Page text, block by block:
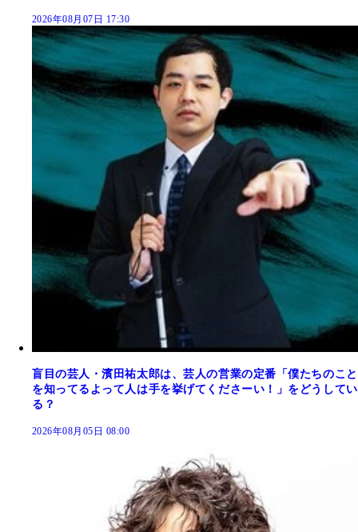
2026年08月07日 17:30
盲目の芸人・濱田祐太郎は、芸人の営業の定番「僕たちのこと
を知ってるよって人は手を挙げてくださーい！」をどうしてい
る？
2026年08月05日 08:00